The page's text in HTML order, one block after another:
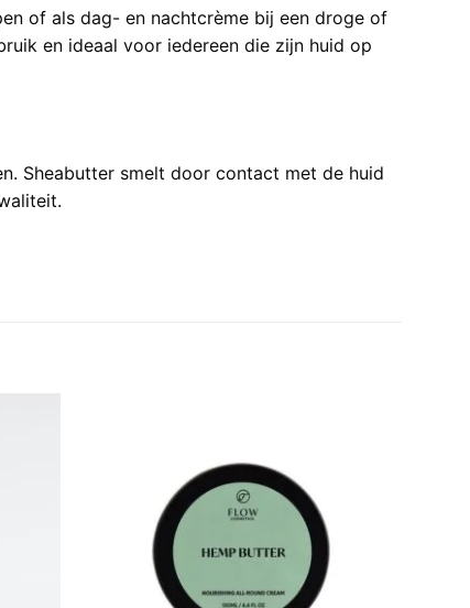
of als dag- en nachtcrème bij een droge of
en ideaal voor iedereen die zijn huid op
Sheabutter smelt door contact met de huid